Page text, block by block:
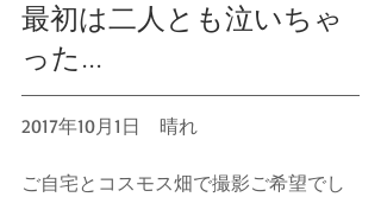
最初は二人とも泣いちゃ
った...
2017年10月1日　晴れ
ご自宅とコスモス畑で撮影ご希望でし